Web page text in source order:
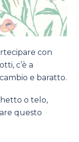
con
c’è a
e baratto.
o telo,
questo